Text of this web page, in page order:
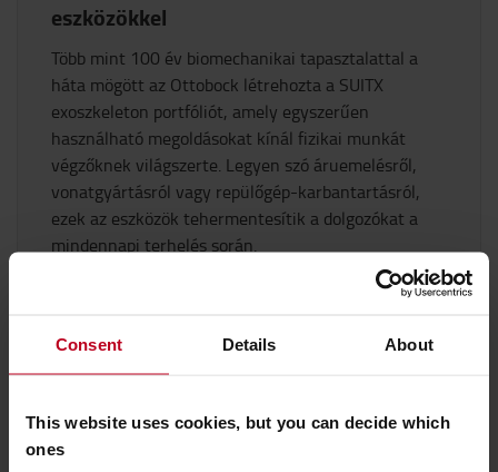
Consent Details About
This website uses cookies, but you can decide which
ones
eszközökkel
​Több mint 100 év biomechanikai tapasztalattal a
háta mögött az Ottobock létrehozta a SUITX
exoszkeleton portfóliót, amely egyszerűen
használható megoldásokat kínál fizikai munkát
végzőknek világszerte. Legyen szó áruemelésről,
vonatgyártásról vagy repülőgép-karbantartásról,
ezek az eszközök tehermentesítik a dolgozókat a
mindennapi terhelés során.